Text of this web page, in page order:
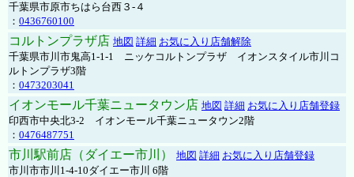
千葉県市原市ちはら台西３-４
： 0436760100
コルトンプラザ店 地図 詳細 お気に入り店舗解除
千葉県市川市鬼高1-1-1 ニッケコルトンプラザ イオンスタイル市川コ
ルトンプラザ3階
： 0473203041
イオンモール千葉ニュータウン店 地図 詳細 お気に入り店舗登録
印西市中央北3-2 イオンモール千葉ニュータウン2階
： 0476487751
市川駅前店（ダイエー市川） 地図 詳細 お気に入り店舗登録
市川市市川1-4-10ダイエー市川 6階